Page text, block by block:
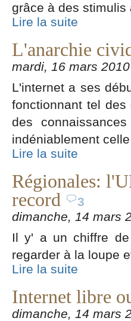
grâce à des stimulis
Lire la suite
L'anarchie
mardi, 16 mars 2010
L'internet a ses
fonctionnant tel
des
indéniablement
Lire la suite
Régionales:
record
3
dimanche, 14 mars
Il y' a un chiffre de
regarder à la loupe
Lire la suite
Internet libre
dimanche, 14 mars